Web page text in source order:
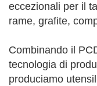
eccezionali per il
rame, grafite,
Combinando il
tecnologia di
produciamo